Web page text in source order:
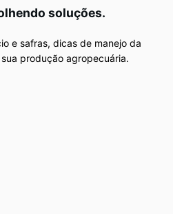
soluções.
e safras, dicas de manejo da
produção agropecuária.